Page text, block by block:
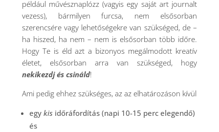
például művésznaplózz (vagyis egy saját art journalt
vezess), bármilyen furcsa, nem elsősorban
szerencsére vagy lehetőségekre van szükséged, de –
ha hiszed, ha nem – nem is elsősorban több időre.
Hogy Te is éld azt a bizonyos megálmodott kreatív
életet, elsősorban arra van szükséged, hogy
nekikezdj és csináld!
Ami pedig ehhez szükséges, az az elhatározáson kívül
egy kis időráfordítás (napi 10-15 perc elegendő)
és